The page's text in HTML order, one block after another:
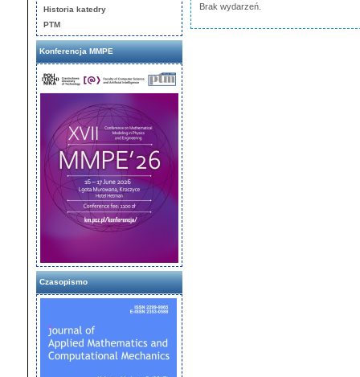
Historia katedry
PTM
Konferencja MMPE
Czasopismo
Brak wydarzeń.